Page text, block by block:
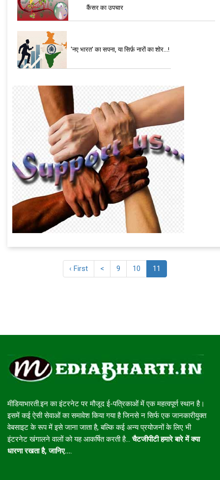
कैंसर का उपचार
'नए भारत' का सपना, या सिर्फ़ नारों का शोर...!
‹ First < 9 10 11
मीडियाभारती.इन का इंटरनेट पर मौजूद ई-पत्रिकाओं में एक महत्वपूर्ण स्थान है।
इसमें कई ऐसी सेवाओं का समावेश किया गया है जिनसे न सिर्फ एक जानकारीयुक्त
वेबसाइट के रूप में इसे जाना जाता है, बल्कि कई अन्य प्रयोजनों के लिए भी
इंटरनेट खंगालने वालों को यह आकर्षित करती है... चैटजीपीटी हमारे बारे में क्या
धारणा रखता है, जानिए....